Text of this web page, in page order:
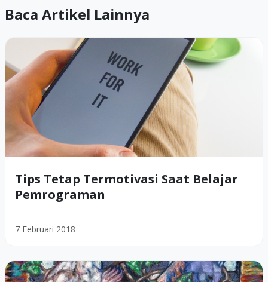
Baca Artikel Lainnya
Tips Tetap Termotivasi Saat Belajar
Pemrograman
7 Februari 2018